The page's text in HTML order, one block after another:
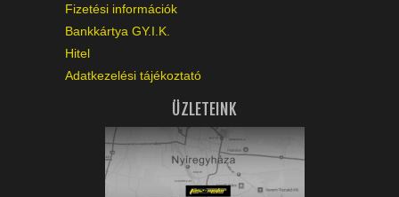
Fizetési információk
Bankkártya GY.I.K.
Hitel
Adatkezelési tájékoztató
ÜZLETEINK